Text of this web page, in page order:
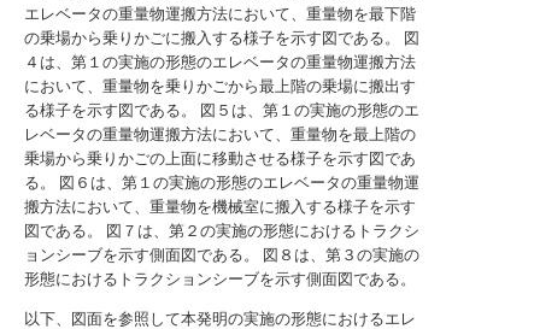
エレベータの重量物運搬方法において、重量物を最下階
の乗場から乗りかごに搬入する様子を示す図である。
図
４は、第１の実施の形態のエレベータの重量物運搬方法
において、重量物を乗りかごから最上階の乗場に搬出す
る様子を示す図である。
図５は、第１の実施の形態のエ
レベータの重量物運搬方法において、重量物を最上階の
乗場から乗りかごの上面に移動させる様子を示す図であ
る。
図６は、第１の実施の形態のエレベータの重量物運
搬方法において、重量物を機械室に搬入する様子を示す
図である。
図７は、第２の実施の形態におけるトラクシ
ョンシーブを示す側面図である。
図８は、第３の実施の
形態におけるトラクションシーブを示す側面図である。
以下、図面を参照して本発明の実施の形態におけるエレ